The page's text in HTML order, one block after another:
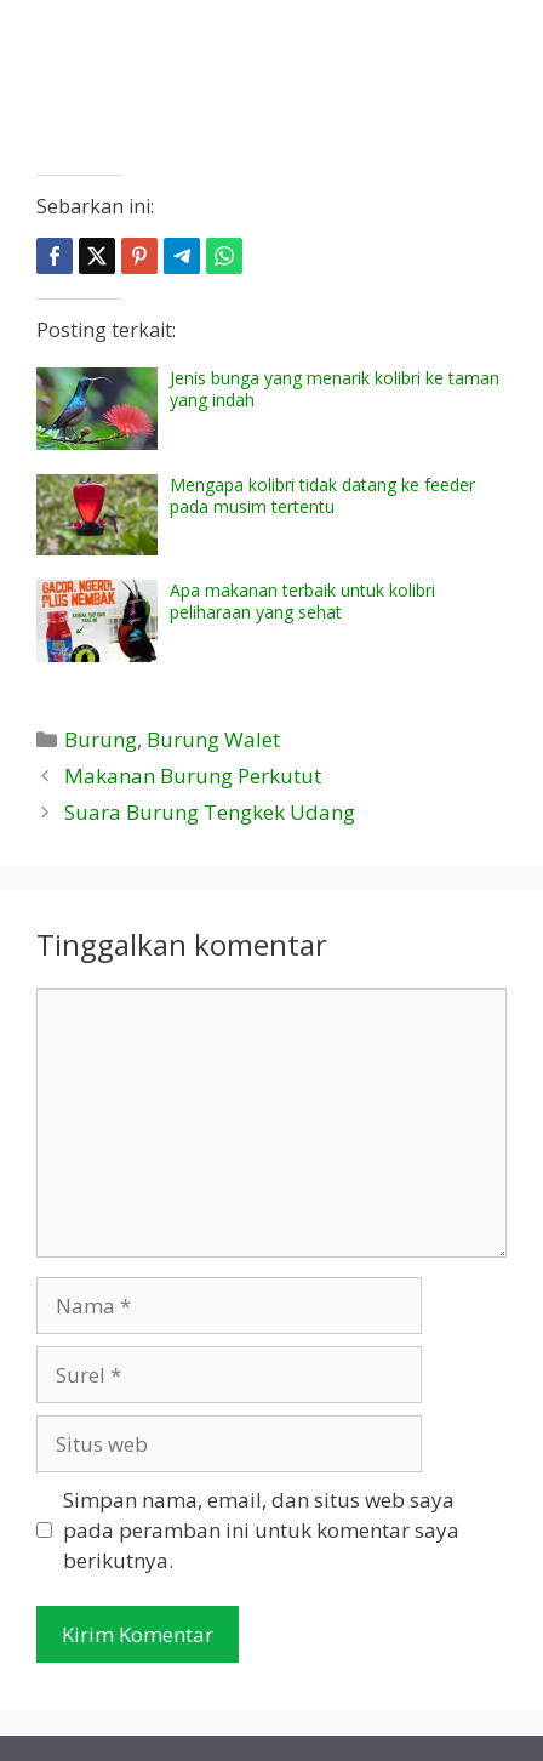
Sebarkan ini:
Posting terkait:
Jenis bunga yang menarik kolibri ke taman
yang indah
Mengapa kolibri tidak datang ke feeder
pada musim tertentu
Apa makanan terbaik untuk kolibri
peliharaan yang sehat
Kategori
Burung, Burung Walet
Makanan Burung Perkutut
Suara Burung Tengkek Udang
Tinggalkan komentar
web
Simpan nama, email, dan situs web saya
pada peramban ini untuk komentar saya
berikutnya.